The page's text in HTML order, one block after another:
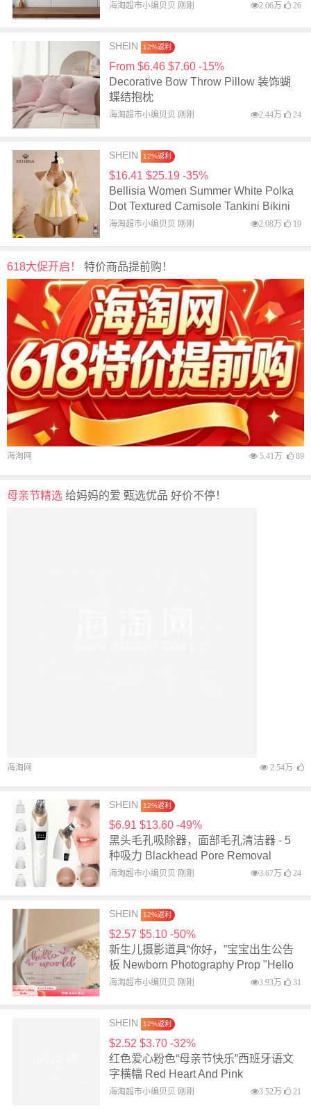
海淘超市小编贝贝 刚刚 2.06万 26
SHEIN 12%返利
From $6.46 $7.60 -15%
Decorative Bow Throw Pillow 装饰蝴
蝶结抱枕
海淘超市小编贝贝 刚刚 2.44万 24
SHEIN 12%返利
$16.41 $25.19 -35%
Bellisia Women Summer White Polka
Dot Textured Camisole Tankini Bikini
Tropical Beach Holiday Vacation
海淘超市小编贝贝 刚刚 2.08万 19
618大促开启！ 特价商品提前购！
海淘网 5.41万 89
母亲节精选 给妈妈的爱 甄选优品 好价不停！
种吸力 Blackhead Pore Removal
Suctions
SHEIN 12%返利
$2.57 $5.10 -50%
新生儿摄影道具“你好，”宝宝出生公告
Board
SHEIN 12%返利
$2.52 $3.70 -32%
红色爱心粉色“母亲节快乐”西班牙语文
SHEIN 12%返利
$1.20 $1.90 -37%
新款客厅窗帘薄纱围巾绑带 New Style